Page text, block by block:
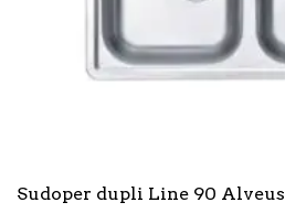
Sudoper dupli Line 90 Alveus